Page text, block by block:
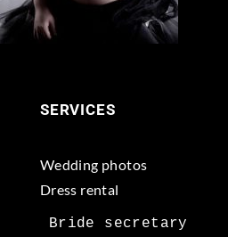
SERVICES
Wedding photos
Dress rental